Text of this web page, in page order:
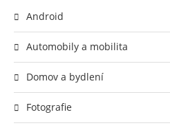
Android
Automobily a mobilita
Domov a bydlení
Fotografie